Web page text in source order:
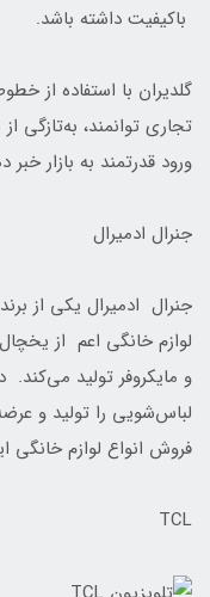
باکیفیت داشته باشد.
گلدیران با استفاده از
تجاری توانمند، به‌تازگی
ورود قدرتمند به بازار خبر
جنرال ادمیرال
جنرال ادمیرال یکی از
لوازم خانگی اعم از
و مایکروفر تولید می‌کند.
لباس‌شویی را تولید و
فروش انواع لوازم خانگی
TCL